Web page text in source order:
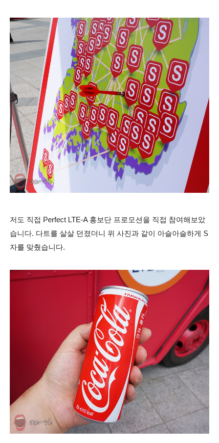
저도 직접 Perfect LTE-A 홍보단 프로모션을 직접 참여해보았
습니다. 다트를 살살 던졌더니 위 사진과 같이 아슬아슬하게 S
자를 맞췄습니다.